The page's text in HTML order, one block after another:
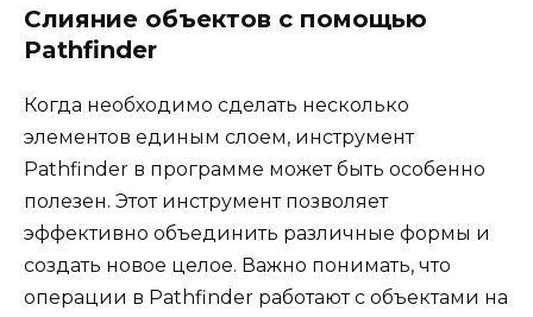
Слияние объектов с помощью
Pathfinder
Когда необходимо сделать несколько
элементов единым слоем, инструмент
Pathfinder в программе может быть особенно
полезен. Этот инструмент позволяет
эффективно объединить различные формы и
создать новое целое. Важно понимать, что
операции в Pathfinder работают с объектами на